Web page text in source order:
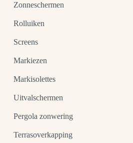
Zonneschermen
Rolluiken
Screens
Markiezen
Markisolettes
Uitvalschermen
Pergola zonwering
Terrasoverkapping